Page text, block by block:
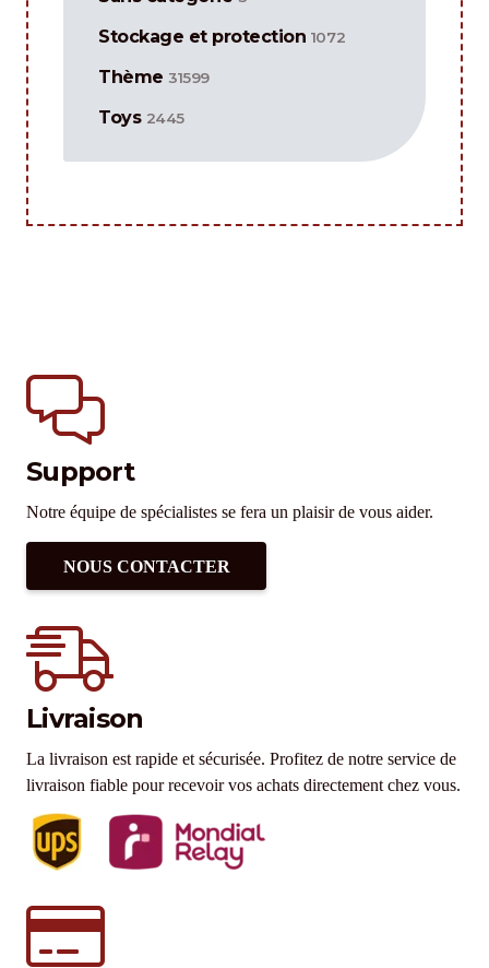
Stockage et protection 1072
Thème 31599
Toys 2445
Support
Notre équipe de spécialistes se fera un plaisir de vous aider.
NOUS CONTACTER
Livraison
La livraison est rapide et sécurisée. Profitez de notre service de
livraison fiable pour recevoir vos achats directement chez vous.